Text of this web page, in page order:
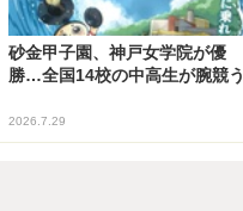
砂金甲子園、神戸女学院が優
勝…全国14校の中高生が腕競う
2026.7.29